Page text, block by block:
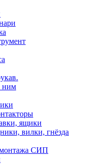
ним
ящики
вилки, гнёзда
монтажа СИП